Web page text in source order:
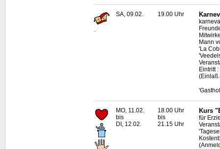
.
SA, 09.02. 19.00 Uhr
Mann
'La
Eintritt
(Einlaß
MO, 11.02.
bis
DI, 12.02.
18.00 Uhr
bis
21.15 Uhr
Kurs
für